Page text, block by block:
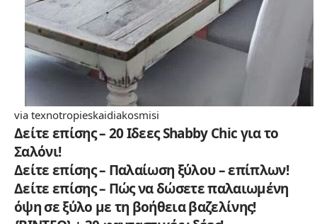
via texnotropieskaidiakosmisi
Δείτε επίσης – 20 Ιδεες Shabby Chic για το
Σαλόνι!
Δείτε επίσης – Παλαίωση ξύλου – επίπλων!
Δείτε επίσης – Πώς να δώσετε παλαιωμένη
όψη σε ξύλο με τη βοήθεια βαζελίνης!